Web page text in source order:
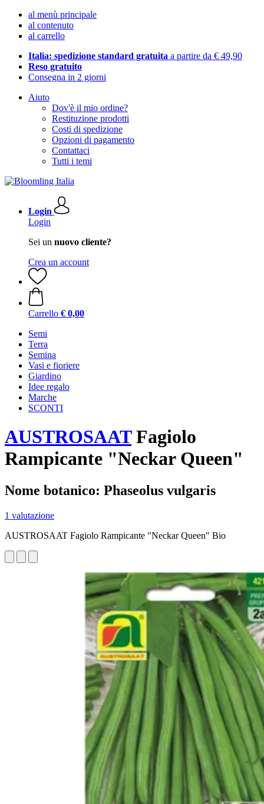
al menù principale
al contenuto
al carrello
Italia: spedizione standard gratuita a partire da € 49,90
Reso gratuito
Consegna in 2 giorni
Aiuto
Dov'è il mio ordine?
Restituzione prodotti
Costi di spedizione
Opzioni di pagamento
Contattaci
Tutti i temi
Login
Login
Sei un nuovo cliente?
Crea un account
Carrello € 0,00
Semi
Terra
Semina
Vasi e fioriere
Giardino
Idee regalo
Marche
SCONTI
AUSTROSAATFagiolo
Rampicante "Neckar Queen"
Nome botanico: Phaseolus vulgaris
1 valutazione
AUSTROSAAT Fagiolo Rampicante "Neckar Queen" Bio